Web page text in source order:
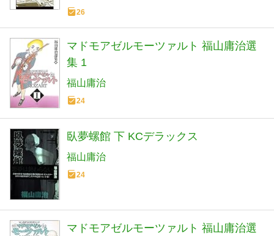
26
マドモアゼルモーツァルト 福山庸治選
集 1
福山庸治
24
臥夢螺館 下 KCデラックス
福山庸治
24
マドモアゼルモーツァルト 福山庸治選